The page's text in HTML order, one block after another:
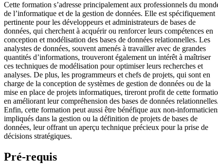
Cette formation s’adresse principalement aux professionnels du
de l’informatique et de la gestion de données. Elle est spécifiquement
pertinente pour les développeurs et administrateurs de bases de
données, qui cherchent à acquérir ou renforcer leurs compétences en
conception et modélisation des bases de données relationnelles. Les
analystes de données, souvent amenés à travailler avec de grandes
quantités d’informations, trouveront également un intérêt à maîtriser
ces techniques de modélisation pour optimiser leurs recherches et
analyses. De plus, les programmeurs et chefs de projets, qui sont en
charge de la conception de systèmes de gestion de données ou de la
mise en place de projets informatiques, tireront profit de cette
en améliorant leur compréhension des bases de données
Enfin, cette formation peut aussi être bénéfique aux non-
impliqués dans la gestion ou la définition de projets de bases de
données, leur offrant un aperçu technique précieux pour la prise de
décisions stratégiques.
Pré-requis